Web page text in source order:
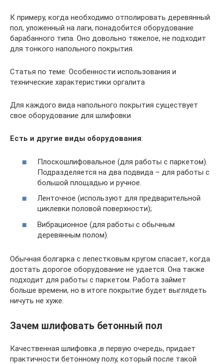
К примеру, когда необходимо отполировать деревянный
пол, уложенный на лаги, понадобится оборудование
барабанного типа. Оно довольно тяжелое, не подходит
для тонкого напольного покрытия.
Статья по теме: Особенности использования и
технические характеристики оргалита
Для каждого вида напольного покрытия существует
свое оборудование для шлифовки
Есть и другие виды оборудования:
Плоскошлифовальное (для работы с паркетом).
Подразделяется на два подвида – для работы с
большой площадью и ручное.
Ленточное (используют для предварительной
циклевки половой поверхности);
Вибрационное (для работы с обычным
деревянным полом).
Обычная болгарка с лепестковым кругом спасает, когда
достать дорогое оборудование не удается. Она также
подходит для работы с паркетом. Работа займет
больше времени, но в итоге покрытие будет выглядеть
ничуть не хуже.
Зачем шлифовать бетонный пол
Качественная шлифовка ,в первую очередь, придает
практичности бетонному полу, который после такой